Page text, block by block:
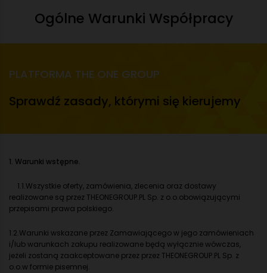
Ogólne Warunki Współpracy
PLATFORMA THE ONE GROUP
Sprawdź zasady, którymi się kierujemy
1. Warunki wstępne.
1.1.Wszystkie oferty, zamówienia, zlecenia oraz dostawy
realizowane są przez THEONEGROUP.PL Sp. z o.o.obowiązującymi
przepisami prawa polskiego.
1.2.Warunki wskazane przez Zamawiającego w jego zamówieniach
i/lub warunkach zakupu realizowane będą wyłącznie wówczas,
jeżeli zostaną zaakceptowane przez przez THEONEGROUP.PL Sp. z
o.o.w formie pisemnej.